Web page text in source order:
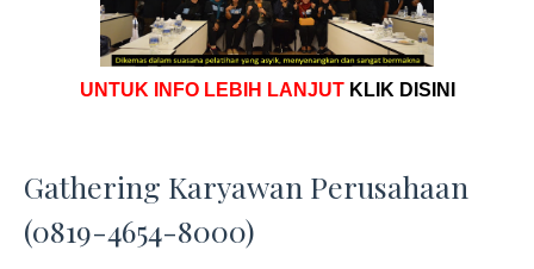
UNTUK INFO LEBIH LANJUT KLIK DISINI
Gathering Karyawan Perusahaan
(0819-4654-8000)